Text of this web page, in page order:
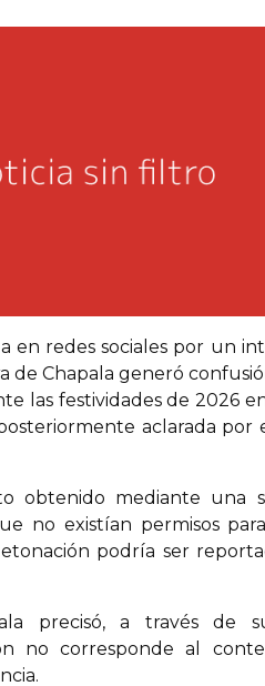
en redes sociales por un
de Chapala generó
las festividades de 2026
aclarada por
obtenido mediante una
no existían permisos
podría ser
precisó, a través de
no corresponde al